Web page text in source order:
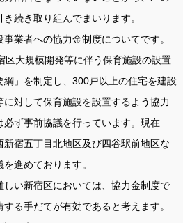
続き取り組んでまいります。
業者への協力金制度についてです。
大規模開発等に伴う保育施設の設置
」を制定し、300戸以上の住宅を建設
対して保育施設を設置するよう協力
ず事前協議を行っています。現在
宿五丁目北地区及び四谷駅前地区な
進めております。
い新宿区においては、協力金制度で
る手だてが有効であると考えます。